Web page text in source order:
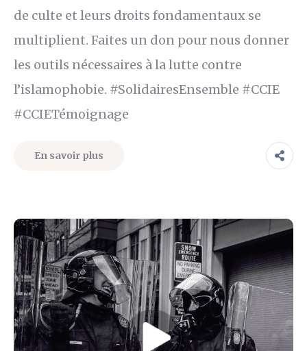
de culte et leurs droits fondamentaux se
multiplient. Faites un don pour nous donner
les outils nécessaires à la lutte contre
l’islamophobie. #SolidairesEnsemble #CCIE
#CCIETémoignage
En savoir plus